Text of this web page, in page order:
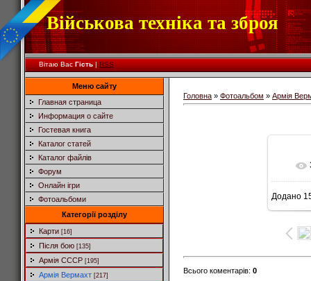
Військова техніка та зброя
Вітаю Вас Гість|RSS
Меню сайту
Главная страница
Информация о сайте
Гостевая книга
Каталог статей
Каталог файлів
Форум
Онлайн ігри
Фотоальбоми
Категорії розділу
Карти [16]
Після бою [135]
Армія СССР [195]
Армія Вермахт [217]
Головна » Фотоальбом » Армія
Додано
Всього коментарів: 0